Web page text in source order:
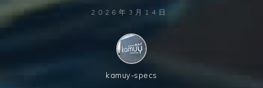
2026年3月14日
kamuy-specs